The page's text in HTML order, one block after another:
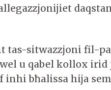
tas-sitwazzjoni fil-
u qabel kollox
bħalissa hija